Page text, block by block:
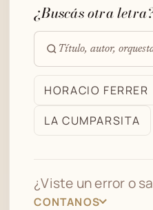
¿Buscás otra
Buscar
en
archivo
HORACIO FERRER
LA CUMPARSITA
¿Viste un error o
CONTANOS